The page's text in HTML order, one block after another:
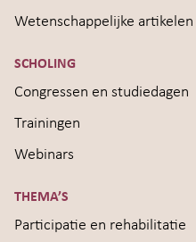
Wetenschappelijke artikelen
SCHOLING
Congressen en studiedagen
Trainingen
Webinars
THEMA’S
Participatie en rehabilitatie